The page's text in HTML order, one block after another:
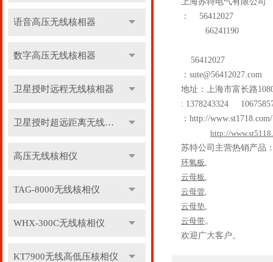
语音高压无线核相器
数字高压无线核相器
卫星授时远程无线核相器
卫星授时超远距离无线核相器
高压无线核相仪
TAG-8000无线核相仪
WHX-300C无线核相仪
KT7900无线高低压核相仪
：
56412027
66241190
56412027
： sute@56412027.com
地址：上海市富长路
: 1378243324
： http://www.st1718.com/
http://
苏特公司主营热销产品
环氧板,
云母板,
云母管,
云母垫,
云母带。
欢迎广大客户。